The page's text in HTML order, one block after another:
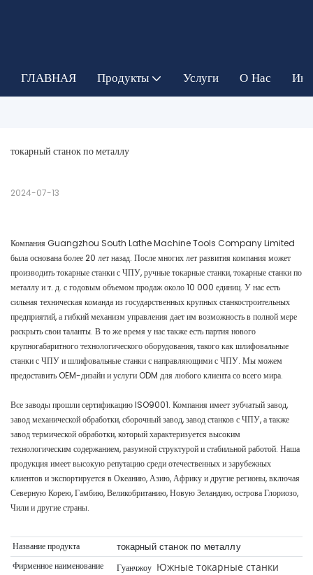
ГЛАВНАЯ Продукты Услуги О Нас
токарный станок по металлу
2024-07-13
Компания Guangzhou South Lathe Machine Tools Company Limited
была основана более 20 лет назад. После многих лет развития компания может
производить токарные станки с ЧПУ, ручные токарные станки, токарные станки по
металлу и т. д. с годовым объемом продаж около 10 000 единиц. У нас есть
сильная техническая команда из государственных крупных станкостроительных
предприятий, а гибкий механизм управления дает им возможность в полной мере
раскрыть свои таланты. В то же время у нас также есть партия нового
крупногабаритного технологического оборудования, такого как шлифовальные
станки с ЧПУ и шлифовальные станки с направляющими с ЧПУ. Мы можем
предоставить OEM-дизайн и услуги ODM для любого клиента со всего мира.
Все заводы прошли сертификацию ISO9001. Компания имеет зубчатый завод,
завод механической обработки, сборочный завод, завод станков с ЧПУ, а также
завод термической обработки, который характеризуется высоким
технологическим содержанием, разумной структурой и стабильной работой. Наша
продукция имеет высокую репутацию среди отечественных и зарубежных
клиентов и экспортируется в Океанию, Азию, Африку и другие регионы, включая
Северную Корею, Гамбию, Великобританию, Новую Зеландию, острова Глориозо,
Чили и другие страны.
Название продукта токарный станок по металлу
Фирменное наименование Гуанчжоу Южные токарные станки